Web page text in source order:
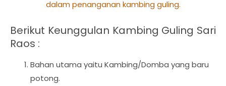
dalam penanganan kambing guling.
Berikut Keunggulan Kambing Guling Sari
Raos :
Bahan utama yaitu Kambing/Domba yang baru
potong.